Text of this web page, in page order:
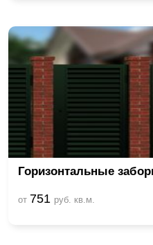
Горизонтальные
от 751 руб. кв.м.